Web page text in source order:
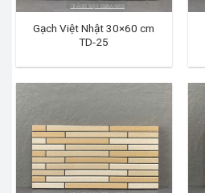
Gạch Việt Nhật 30×60 cm
TD-25